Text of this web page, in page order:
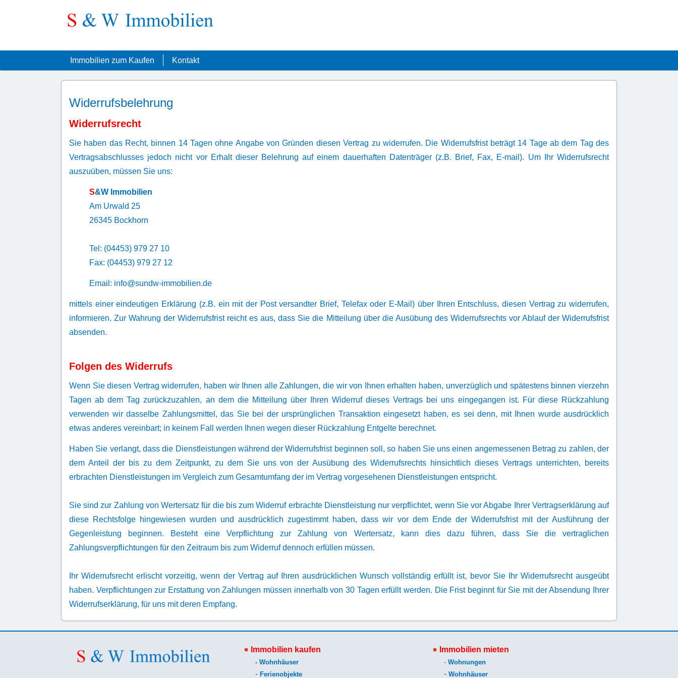
Immobilien zum Kaufen Kontakt
Widerrufsbelehrung
Widerrufsrecht
Sie haben das Recht, binnen 14 Tagen ohne Angabe von Gründen diesen Vertrag zu widerrufen. Die Widerrufsfrist beträgt 14 Tage ab dem Tag des
Vertragsabschlusses jedoch nicht vor Erhalt dieser Belehrung auf einem dauerhaften Datenträger (z.B. Brief, Fax, E-mail). Um Ihr Widerrufsrecht
auszuüben, müssen Sie uns:
S&W Immobilien
Am Urwald 25
26345 Bockhorn
Tel: (04453) 979 27 10
Fax: (04453) 979 27 12
Email: info@sundw-immobilien.de
mittels einer eindeutigen Erklärung (z.B. ein mit der Post versandter Brief, Telefax oder E-Mail) über Ihren Entschluss, diesen Vertrag zu widerrufen,
informieren. Zur Wahrung der Widerrufsfrist reicht es aus, dass Sie die Mitteilung über die Ausübung des Widerrufsrechts vor Ablauf der Widerrufsfrist
absenden.
Folgen des Widerrufs
Wenn Sie diesen Vertrag widerrufen, haben wir Ihnen alle Zahlungen, die wir von Ihnen erhalten haben, unverzüglich und spätestens binnen vierzehn
Tagen ab dem Tag zurückzuzahlen, an dem die Mitteilung über Ihren Widerruf dieses Vertrags bei uns eingegangen ist. Für diese Rückzahlung
verwenden wir dasselbe Zahlungsmittel, das Sie bei der ursprünglichen Transaktion eingesetzt haben, es sei denn, mit Ihnen wurde ausdrücklich
etwas anderes vereinbart; in keinem Fall werden Ihnen wegen dieser Rückzahlung Entgelte berechnet.
Haben Sie verlangt, dass die Dienstleistungen während der Widerrufsfrist beginnen soll, so haben Sie uns einen angemessenen Betrag zu zahlen, der
dem Anteil der bis zu dem Zeitpunkt, zu dem Sie uns von der Ausübung des Widerrufsrechts hinsichtlich dieses Vertrags unterrichten, bereits
erbrachten Dienstleistungen im Vergleich zum Gesamtumfang der im Vertrag vorgesehenen Dienstleistungen entspricht.
Sie sind zur Zahlung von Wertersatz für die bis zum Widerruf erbrachte Dienstleistung nur verpflichtet, wenn Sie vor Abgabe Ihrer Vertragserklärung auf
diese Rechtsfolge hingewiesen wurden und ausdrücklich zugestimmt haben, dass wir vor dem Ende der Widerrufsfrist mit der Ausführung der
Gegenleistung beginnen. Besteht eine Verpflichtung zur Zahlung von Wertersatz, kann dies dazu führen, dass Sie die vertraglichen
Zahlungsverpflichtungen für den Zeitraum bis zum Widerruf dennoch erfüllen müssen.
Ihr Widerrufsrecht erlischt vorzeitig, wenn der Vertrag auf Ihren ausdrücklichen Wunsch vollständig erfüllt ist, bevor Sie Ihr Widerrufsrecht ausgeübt
haben. Verpflichtungen zur Erstattung von Zahlungen müssen innerhalb von 30 Tagen erfüllt werden. Die Frist beginnt für Sie mit der Absendung Ihrer
Widerrufserklärung, für uns mit deren Empfang.
Immobilien kaufen
- Wohnhäuser
- Ferienobjekte
Immobilien mieten
- Wohnungen
- Wohnhäuser